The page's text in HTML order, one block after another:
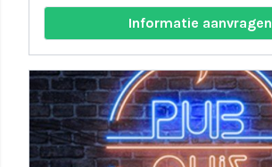
Informatie aanvragen